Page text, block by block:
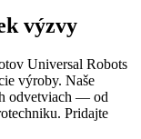
výzvy
Universal Robots
výroby. Naše
odvetviach — od
Pridajte